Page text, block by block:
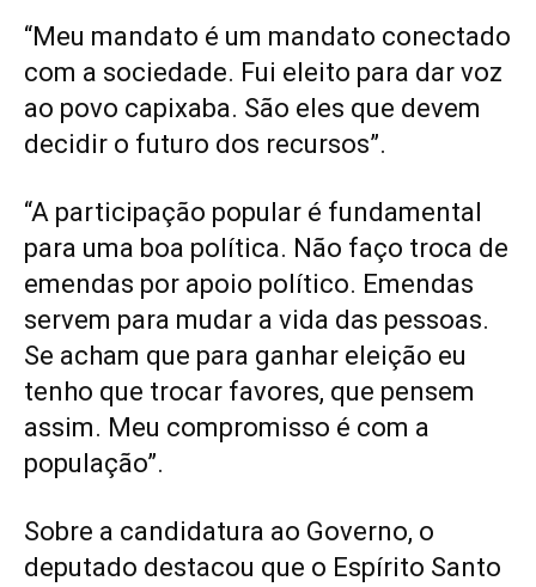
“Meu mandato é um mandato conectado
com a sociedade. Fui eleito para dar voz
ao povo capixaba. São eles que devem
decidir o futuro dos recursos”.
“A participação popular é fundamental
para uma boa política. Não faço troca de
emendas por apoio político. Emendas
servem para mudar a vida das pessoas.
Se acham que para ganhar eleição eu
tenho que trocar favores, que pensem
assim. Meu compromisso é com a
população”.
Sobre a candidatura ao Governo, o
deputado destacou que o Espírito Santo